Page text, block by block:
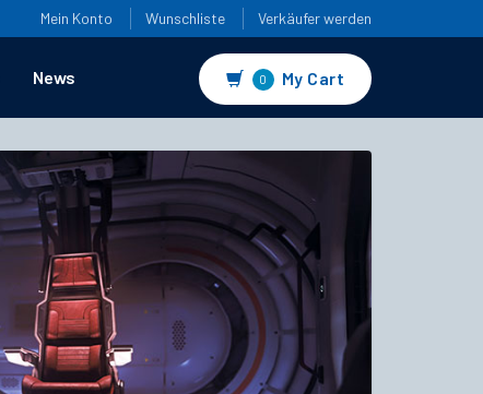
Mein Konto Wunschliste Verkäufer werden
News 0 My Cart